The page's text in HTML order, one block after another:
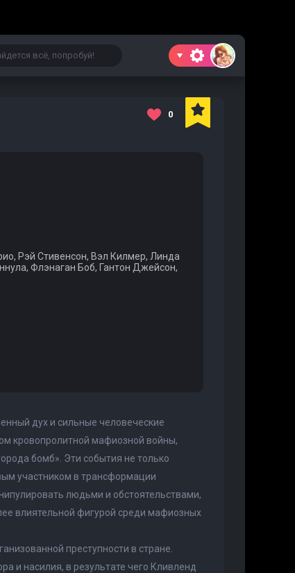
0
Рэй Стивенсон, Вэл Килмер, Линда
Флэнаган Боб, Гантон Джейсон,
дух и сильные человеческие
кровопролитной мафиозной войны,
бомб». Эти события не только
участником в трансформации
людьми и обстоятельствами,
влиятельной фигурой среди мафиозных
преступности в стране.
и насилия, в результате чего Кливленд